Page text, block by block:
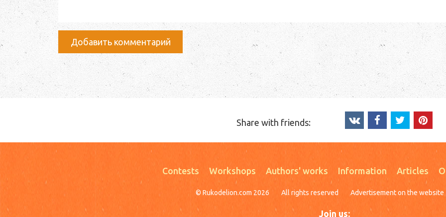
Добавить комментарий
Share with friends:
Contests Workshops Authors' works Information Articles
© Rukodelion.com 2026 All rights reserved Advertisement on the website
Join us: